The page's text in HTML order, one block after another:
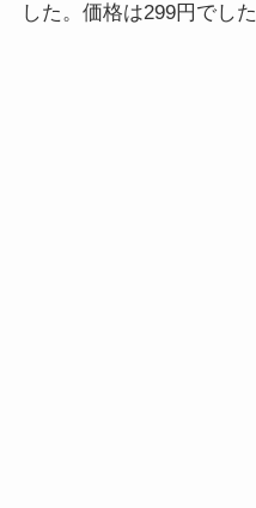
した。価格は299円でした